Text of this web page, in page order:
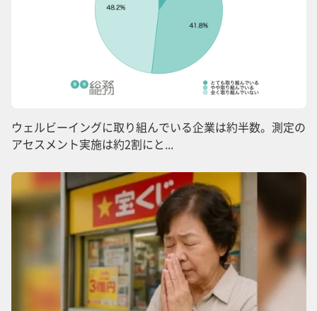
ウェルビーイングに取り組んでいる企業は約半数。測定の
アセスメント実施は約2割にと...